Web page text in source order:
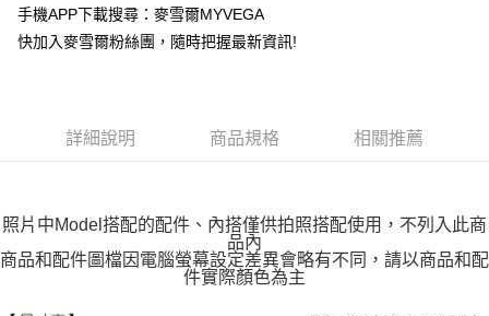
運送方式
全家取貨付款
每筆NT$100，滿NT$599(含以上)免運費
每筆NT$100，滿NT$988(含以上)免運費
付款後萊爾富取貨
每筆NT$100，滿NT$988(含以上)免運費
手機APP下載搜尋：麥雪爾MYVEGA
快加入麥雪爾粉絲團，隨時把握最新資訊!
詳細說明 商品規格 相關推薦
照片中Model搭配的配件、內搭僅供拍照搭配使用，不列入此商
品內
商品和配件圖檔因電腦螢幕設定差異會略有不同，請以商品和配
件實際顏色為主